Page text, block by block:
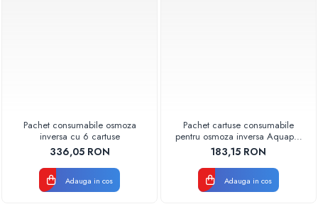
Pachet consumabile osmoza
inversa cu 6 cartuse
336,05 RON
Adauga in cos
Pachet cartuse consumabile
pentru osmoza inversa Aquapur
Valhoh Valrom
183,15 RON
Adauga in cos